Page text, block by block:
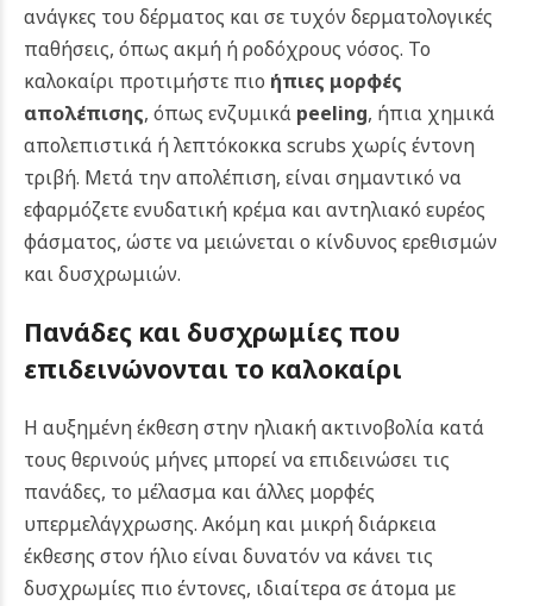
ανάγκες του δέρματος και σε τυχόν δερματολογικές
παθήσεις, όπως ακμή ή ροδόχρους νόσος. Το
καλοκαίρι προτιμήστε πιο ήπιες μορφές
απολέπισης, όπως ενζυμικά peeling, ήπια χημικά
απολεπιστικά ή λεπτόκοκκα scrubs χωρίς έντονη
τριβή. Μετά την απολέπιση, είναι σημαντικό να
εφαρμόζετε ενυδατική κρέμα και αντηλιακό ευρέος
φάσματος, ώστε να μειώνεται ο κίνδυνος ερεθισμών
και δυσχρωμιών.
Πανάδες και δυσχρωμίες που
επιδεινώνονται το καλοκαίρι
Η αυξημένη έκθεση στην ηλιακή ακτινοβολία κατά
τους θερινούς μήνες μπορεί να επιδεινώσει τις
πανάδες, το μέλασμα και άλλες μορφές
υπερμελάγχρωσης. Ακόμη και μικρή διάρκεια
έκθεσης στον ήλιο είναι δυνατόν να κάνει τις
δυσχρωμίες πιο έντονες, ιδιαίτερα σε άτομα με